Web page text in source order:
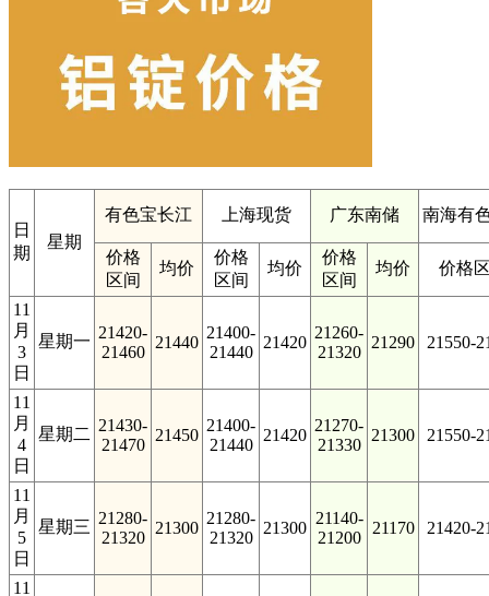
日
期
星期
有色宝长江 上海现货 广东南储 南海有
价格
区间
均价
价格
区间
均价
价格
区间
均价 价格
11
月
3
日
星期一 21420-
21460
21440
21400-
21440
21420
21260-
21320
21290 21550-
11
月
4
日
星期二 21430-
21470
21450
21400-
21440
21420
21270-
21330
21300 21550-
11
月
5
日
星期三 21280-
21320
21300
21280-
21320
21300
21140-
21200
21170 21420-
11